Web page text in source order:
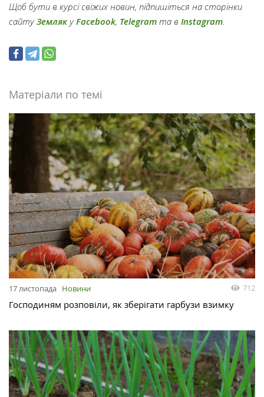
Щоб бути в курсі свіжих новин, підпишіться на сторінки
сайтуЗемлякуFacebook, Telegram та в Instagram.
Матеріали по темі
17 листопада Новини 712
Господиням розповіли, як зберігати гарбузи взимку